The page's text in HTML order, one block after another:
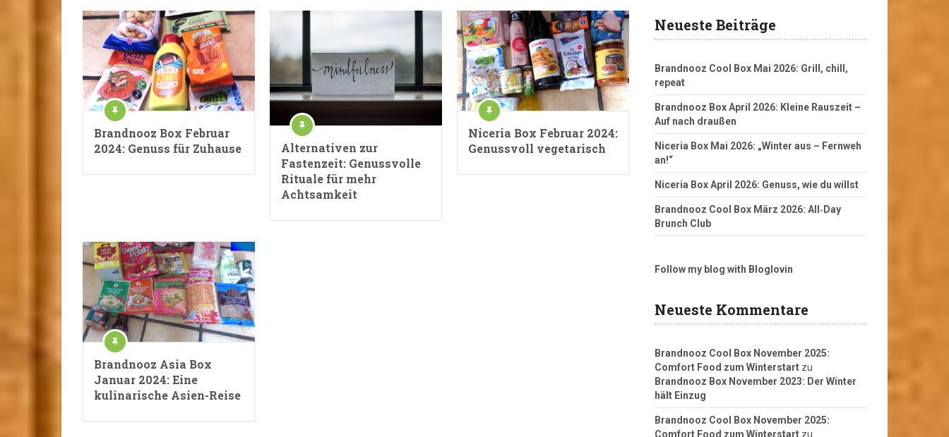
Brandnooz Box Februar
2024: Genuss für Zuhause
Alternativen zur
Fastenzeit: Genussvolle
Rituale für mehr
Achtsamkeit
Niceria Box Februar 2024:
Genussvoll vegetarisch
Brandnooz Asia Box
Januar 2024: Eine
kulinarische Asien-Reise
Neueste Beiträge
Brandnooz Cool Box Mai 2026: Grill, chill,
repeat
Brandnooz Box April 2026: Kleine Rauszeit –
Auf nach draußen
Niceria Box Mai 2026: „Winter aus – Fernweh
an!“
Niceria Box April 2026: Genuss, wie du willst
Brandnooz Cool Box März 2026: All‑Day
Brunch Club
Follow my blog with Bloglovin
Neueste Kommentare
Brandnooz Cool Box November 2025:
Comfort Food zum Winterstart zu
Brandnooz Box November 2023: Der Winter
hält Einzug
Brandnooz Cool Box November 2025:
Comfort Food zum Winterstart zu